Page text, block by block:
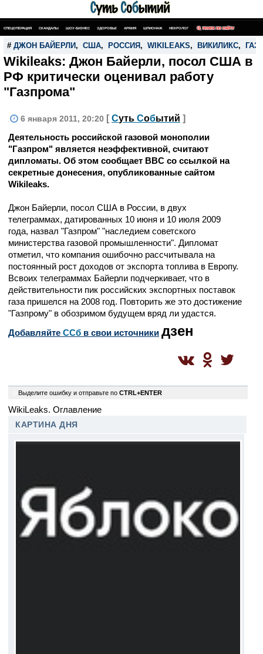
СПЕЦОПЕРАЦИЯ СКАНДАЛЫ ШОУ-БИЗНЕС ЗДОРОВЬЕ АРМИЯ ШПИОНАЖ НЕКРОЛОГ ПОИСК ПО САЙТУ
# ДЖОН БАЙЕРЛИ , США, РОССИЯ , WIKILEAKS, ВИКИЛИКС,
Wikileaks: Джон Байерли, посол США в
РФ критически оценивал работу
"Газпрома"
6 января 2011, 20:20 [ Суть Событий ]
Деятельность российской газовой монополии
"Газпром" является неэффективной, считают
дипломаты. Об этом сообщает BBC со ссылкой на
секретные донесения, опубликованные сайтом
Wikileaks.
Джон Байерли, посол США в России, в двух
телеграммах, датированных 10 июня и 10 июля 2009
года, назвал "Газпром" "наследием советского
министерства газовой промышленности". Дипломат
отметил, что компания ошибочно рассчитывала на
постоянный рост доходов от экспорта топлива в Европу.
Всвоих телеграммах Байерли подчеркивает, что в
действительности пик российских экспортных поставок
газа пришелся на 2008 год. Повторить же это достижение
"Газпрому" в обозримом будущем вряд ли удастся.
Добавляйте CСб в свои источники дзен
Выделите ошибку и отправьте по CTRL+ENTER
WikiLeaks. Оглавление
КАРТИНА ДНЯ